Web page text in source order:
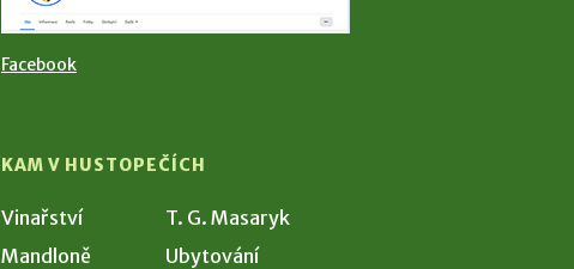
Facebook
KAM V HUSTOPEČÍCH
Vinařství
T. G. Masaryk
Mandloně
Ubytování